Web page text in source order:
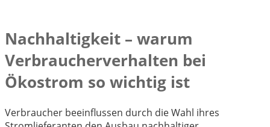
Nachhaltigkeit – warum
Verbraucherverhalten bei
Ökostrom so wichtig ist
Verbraucher beeinflussen durch die Wahl ihres